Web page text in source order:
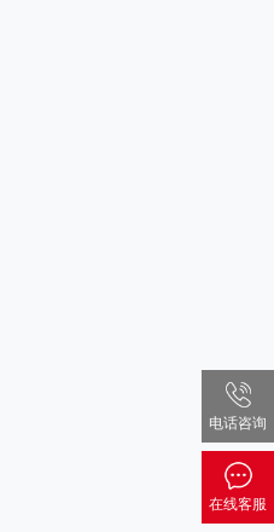
电话咨询
在线客服